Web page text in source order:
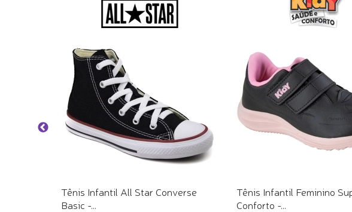
Tênis Infantil All Star Converse
Basic -...
Tênis Infantil Feminino
Conforto -...